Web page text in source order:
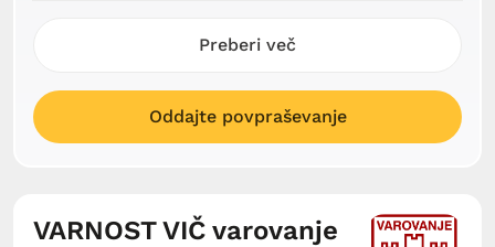
Preberi več
Oddajte povpraševanje
VARNOST VIČ varovanje